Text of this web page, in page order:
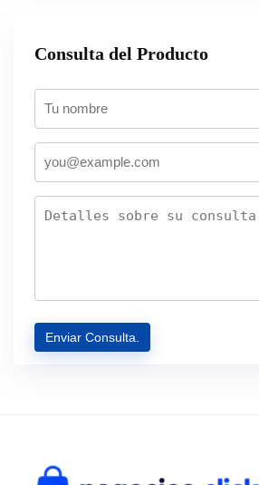
Consulta del Producto